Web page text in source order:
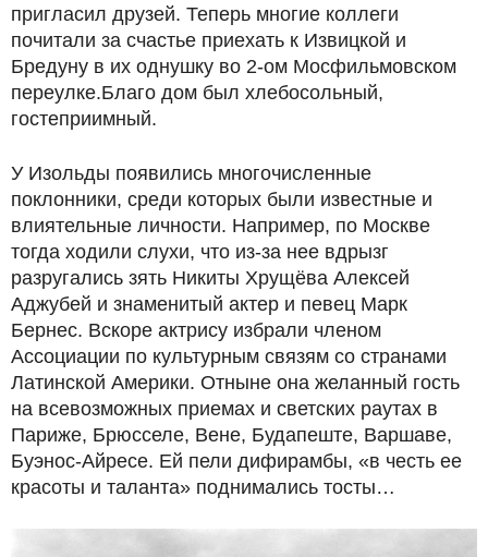
пригласил друзей. Теперь многие коллеги
почитали за счастье приехать к Извицкой и
Бредуну в их однушку во 2-ом Мосфильмовском
переулке.Благо дом был хлебосольный,
гостеприимный.
У Изольды появились многочисленные
поклонники, среди которых были известные и
влиятельные личности. Например, по Москве
тогда ходили слухи, что из-за нее вдрызг
разругались зять Никиты Хрущёва Алексей
Аджубей и знаменитый актер и певец Марк
Бернес. Вскоре актрису избрали членом
Ассоциации по культурным связям со странами
Латинской Америки. Отныне она желанный гость
на всевозможных приемах и светских раутах в
Париже, Брюсселе, Вене, Будапеште, Варшаве,
Буэнос-Айресе. Ей пели дифирамбы, «в честь ее
красоты и таланта» поднимались тосты…